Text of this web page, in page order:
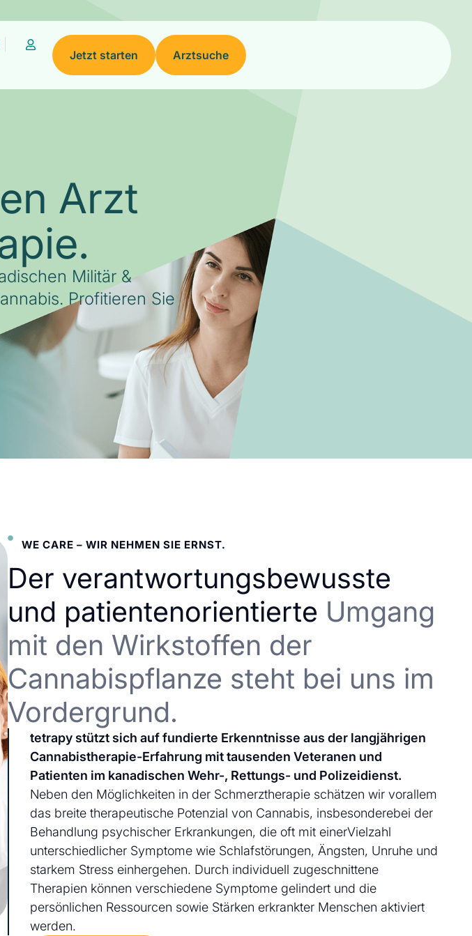
Jetzt starten Arztsuche
Arzt
Militär &
Profitieren Sie
WE CARE – WIR NEHMEN SIE ERNST.
Der verantwortungsbewusste
und patientenorientierte Umgang
mit den Wirkstoffen der
Cannabispflanze steht bei uns im
Vordergrund.
tetrapy stützt sich auf fundierte Erkenntnisse aus der langjährigen
Cannabistherapie-Erfahrung mit tausenden Veteranen und
Patienten im kanadischen Wehr-, Rettungs- und Polizeidienst.
Neben den Möglichkeiten in der Schmerztherapie schätzen wir vorallem
das breite therapeutische Potenzial von Cannabis, insbesonderebei der
Behandlung psychischer Erkrankungen, die oft mit einerVielzahl
unterschiedlicher Symptome wie Schlafstörungen, Ängsten, Unruhe und
starkem Stress einhergehen. Durch individuell zugeschnittene
Therapien können verschiedene Symptome gelindert und die
persönlichen Ressourcen sowie Stärken erkrankter Menschen aktiviert
werden.